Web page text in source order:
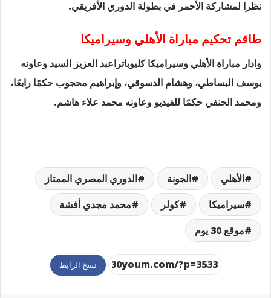
نظرا لمشاركة الأحمر في بطولة الدوري الأفريقي.
طاقم تحكيم مباراة الأهلي وسيراميكا
وادار مباراة الأهلي وسيراميكا كليوباتراعبد العزيز السيد وعاونه
يوسف البساطي، وهشام الدسوقي، وإبراهيم محجوب حكمًا رابعًا،
ومحمد الحنفي حكمًا للفيديو وعاونه محمد علاء هاشم.
الأهلي الجونة
الدوري المصري الممتاز
سيراميكا
كولر
محمد مجدي أفشة
موقع 30 يوم
نسخ الرابط